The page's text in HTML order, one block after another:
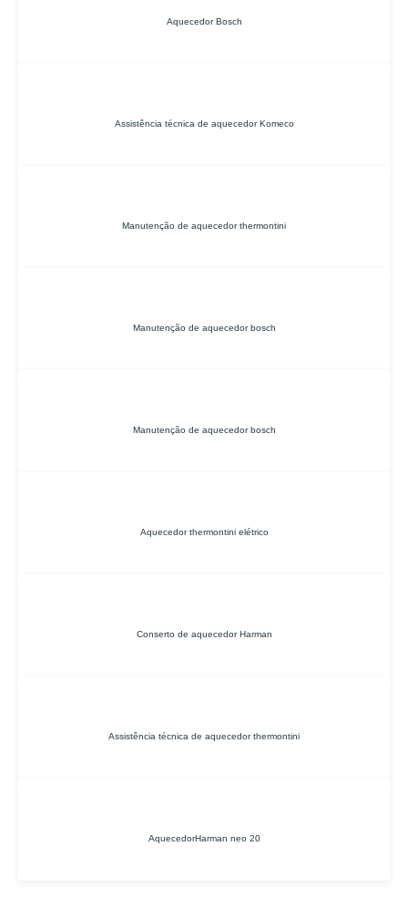
Aquecedor Bosch
Assistência técnica de aquecedor Komeco
Manutenção de aquecedor thermontini
Manutenção de aquecedor bosch
Manutenção de aquecedor bosch
Aquecedor thermontini elétrico
Conserto de aquecedor Harman
Assistência técnica de aquecedor thermontini
AquecedorHarman neo 20